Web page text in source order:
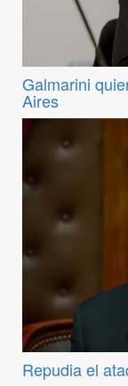
Galmarini
Aires
Repudia el